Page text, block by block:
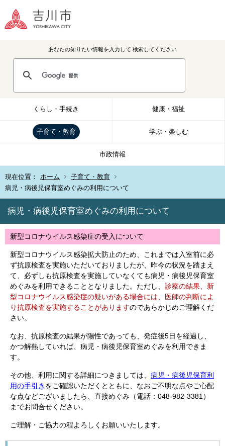
あなたの知りたい情報を入力して 検索してください
くらし・手続き 健康・福祉
子育て・教育 学ぶ・楽しむ
市政情報
現在位置： ホーム
子育て・教育
病児・病後児保育室めぐみの利用について
病児・病後児保育室めぐみの利用について
新型コロナウイルス感染症の受入について
新型コロナウイルス感染拡大防止のため、これまでは入室前に必
ず抗原検査を実施いただいておりましたが、昨今の状況を踏まえ
て、必ずしも抗原検査を実施していなくても病児・病後児保育室
めぐみを利用できることとなりました。ただし、 診察の結果、新
型コロナウイルス感染症の疑いがある場合には、医師の判断によ
り抗原検査を実施することがありますのであらかじめご理解くだ
さい。
なお、抗原検査の結果が陽性であっても、発症後5日を経過し、
かつ解熱していれば、病児・病後児保育室めぐみを利用できま
す。
その他、利用に関する詳細につきましては、 病児・病後児保育利
用の手引き をご確認いただくとともに、なおご不明な点やご心配
な点などございましたら、直接めぐみ（電話：048-982-3381）
までお問合せください。
ご理解・ご協力の程よろしくお願いいたします。